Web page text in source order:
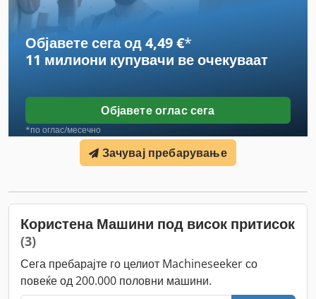
Објавете сега од 4,49 €*
11 милиони купувачи ве очекуваат
Објавете оглас сега
*по оглас/месечно
Зачувај пребарување
Користена Машини под висок притисок
(3)
Сега пребарајте го целиот Machineseeker со
повеќе од 200.000 половни машини.